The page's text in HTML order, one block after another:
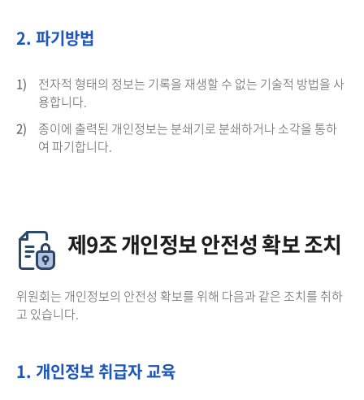
2. 파기방법
1)
전자적 형태의 정보는 기록을 재생할 수 없는 기술적 방법을 사
용합니다.
2)
종이에 출력된 개인정보는 분쇄기로 분쇄하거나 소각을 통하
여 파기합니다.
제9조 개인정보 안전성 확보 조치
위원회는 개인정보의 안전성 확보를 위해 다음과 같은 조치를 취하
고 있습니다.
1. 개인정보 취급자 교육